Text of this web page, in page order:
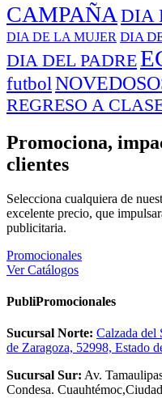
CAMPAÑA DIA
DIA DE LA MUJER DIA
DIA DEL PADRE
futbol
REGRESO A
Promociona,
clientes
Selecciona cualquiera de
excelente precio, que
publicitaria.
Promocionales
Ver Catálogos
PubliPromocionales
Sucursal Norte: Calzada del
de Zaragoza, 52998, Estado
Sucursal Sur: Av.
Condesa.